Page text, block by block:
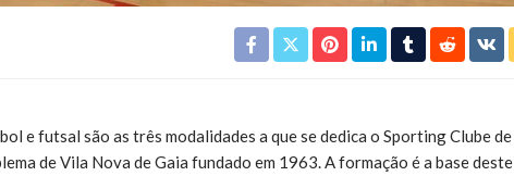
e futsal são as três modalidades a que se dedica o Sporting Clube de
de Vila Nova de Gaia fundado em 1963. A formação é a base deste